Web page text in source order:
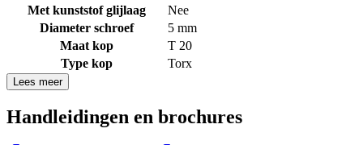
Met kunststof glijlaag
Nee
Diameter schroef
5 mm
Maat kop
T 20
Type kop
Torx
Lees meer
Handleidingen en brochures